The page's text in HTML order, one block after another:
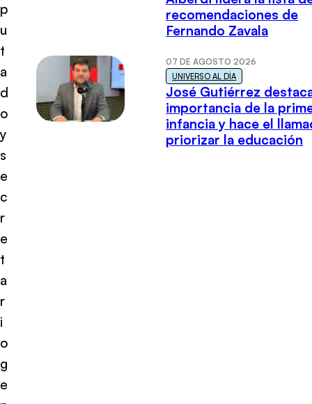
p
u
t
a
d
o
y
s
e
c
r
e
t
a
r
i
o
g
e
recomendaciones de
Fernando Zavala
07 DE AGOSTO 2026
UNIVERSO AL DÍA
José Gutiérrez
importancia de la
infancia y hace el
priorizar la educación